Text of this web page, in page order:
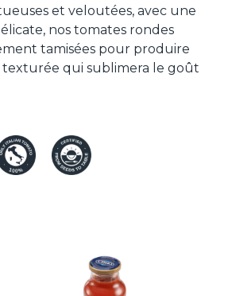
et veloutées, avec une
nos tomates rondes
tamisées pour produire
texturée qui sublimera le goût